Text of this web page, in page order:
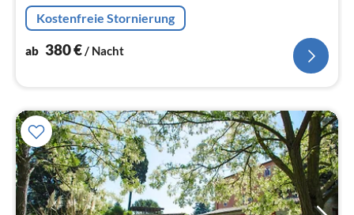
Kostenfreie Stornierung
ab 380€/ Nacht